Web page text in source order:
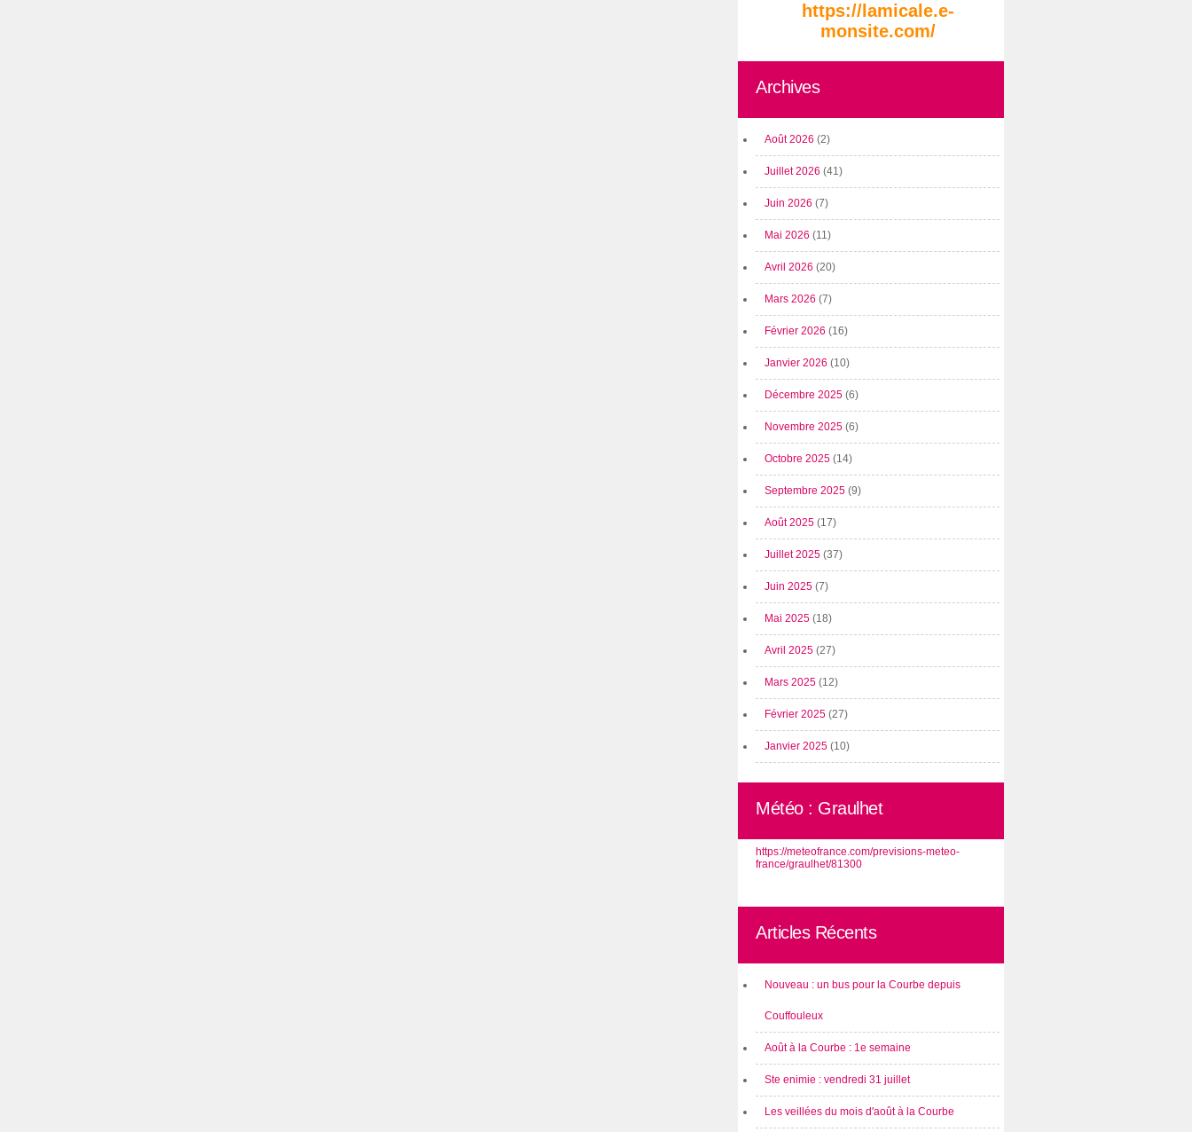
https://lamicale.e-
monsite.com/
Archives
Août 2026 (2)
Juillet 2026 (41)
Juin 2026 (7)
Mai 2026 (11)
Avril 2026 (20)
Mars 2026 (7)
Février 2026 (16)
Janvier 2026 (10)
Décembre 2025 (6)
Novembre 2025 (6)
Octobre 2025 (14)
Septembre 2025 (9)
Août 2025 (17)
Juillet 2025 (37)
Juin 2025 (7)
Mai 2025 (18)
Avril 2025 (27)
Mars 2025 (12)
Février 2025 (27)
Janvier 2025 (10)
Météo : Graulhet
https://meteofrance.com/previsions-meteo-
france/graulhet/81300
Articles Récents
Nouveau : un bus pour la Courbe depuis
Couffouleux
Août à la Courbe : 1e semaine
Ste enimie : vendredi 31 juillet
Les veillées du mois d'août à la Courbe